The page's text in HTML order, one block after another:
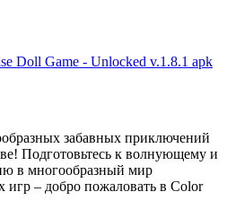
Doll Game - Unlocked v.1.8.1 apk
забавных приключений
Подготовьтесь к волнующему и
в многообразный мир
игр – добро пожаловать в Color